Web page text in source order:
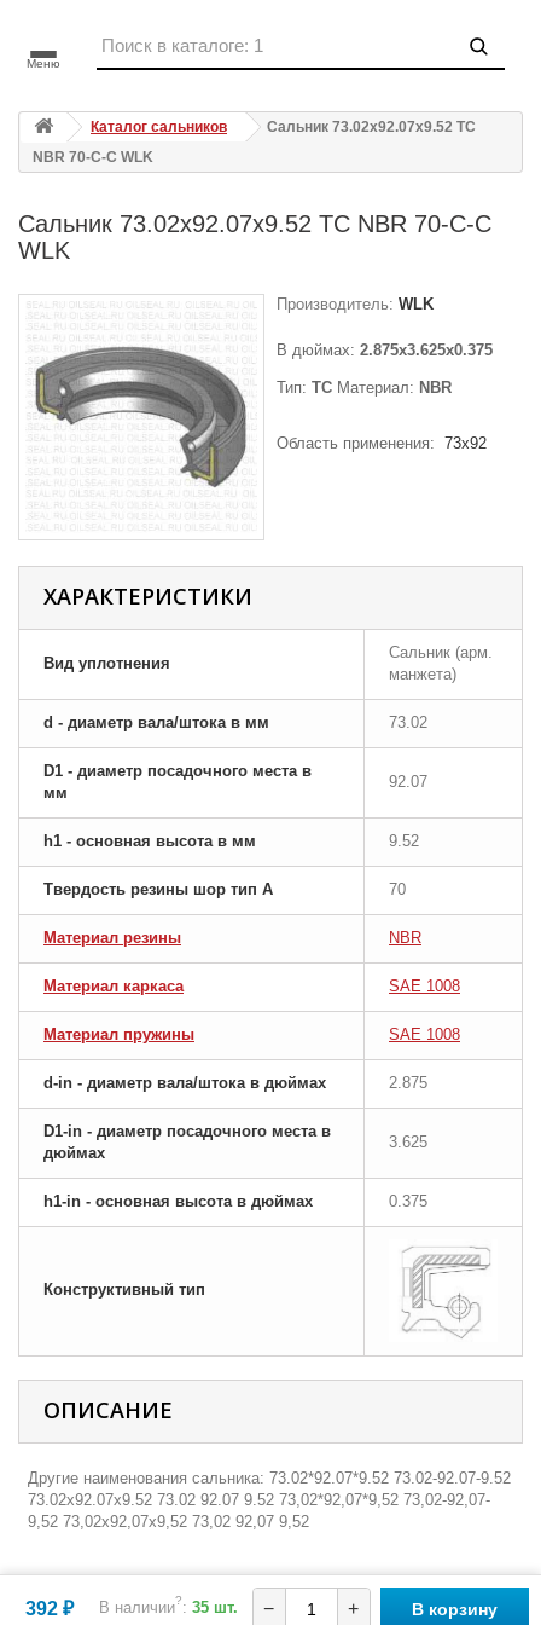
Меню
Каталог сальников
Сальник 73.02x92.07x9.52 TC
NBR 70-C-C WLK
Сальник 73.02x92.07x9.52 TC NBR 70-C-C
WLK
Производитель: WLK
В дюймах: 2.875x3.625x0.375
Тип: TC Материал: NBR
Область применения: 73x92
392 ₽ В наличии?: 35 шт. − + В корзину
ХАРАКТЕРИСТИКИ
Вид уплотнения
Сальник (арм.
манжета)
d - диаметр вала/штока в мм 73.02
D1 - диаметр посадочного места в
мм
92.07
h1 - основная высота в мм 9.52
Твердость резины шор тип A 70
Материал резины NBR
Материал каркаса SAE 1008
Материал пружины SAE 1008
d-in - диаметр вала/штока в дюймах 2.875
D1-in - диаметр посадочного места в
дюймах
3.625
h1-in - основная высота в дюймах 0.375
Конструктивный тип
ОПИСАНИЕ
Другие наименования сальника: 73.02*92.07*9.52 73.02-92.07-9.52
73.02х92.07х9.52 73.02 92.07 9.52 73,02*92,07*9,52 73,02-92,07-
9,52 73,02х92,07х9,52 73,02 92,07 9,52